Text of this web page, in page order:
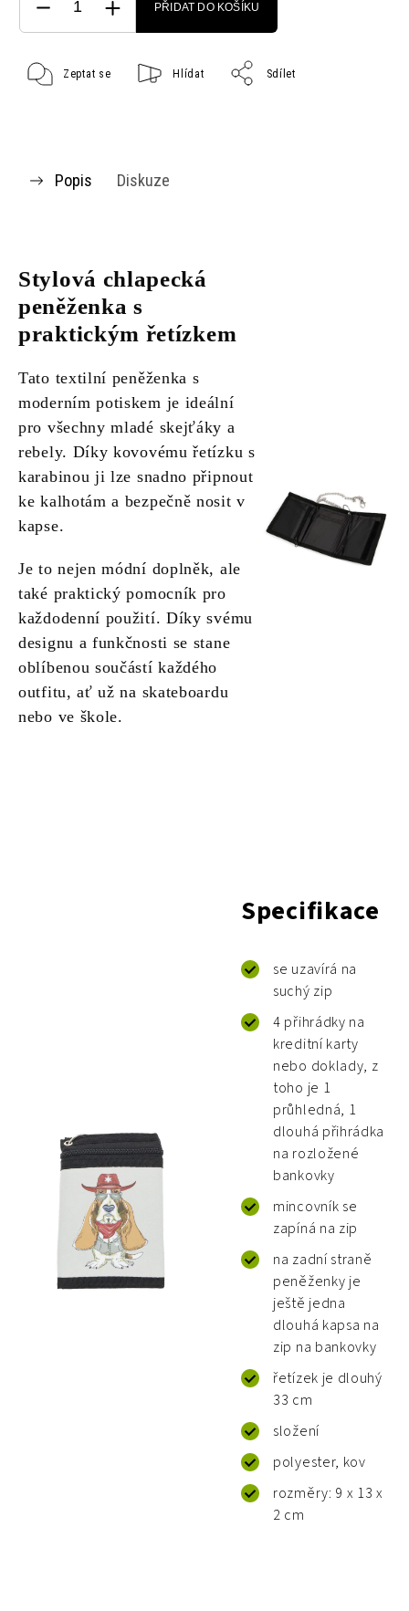
PŘIDAT DO KOŠÍKU
Zeptat se Hlídat Sdílet
Popis Diskuze
Stylová chlapecká
peněženka s
praktickým řetízkem
Tato textilní peněženka s
moderním potiskem je ideální
pro všechny mladé skejťáky a
rebely. Díky kovovému řetízku s
karabinou ji lze snadno připnout
ke kalhotám a bezpečně nosit v
kapse.
Je to nejen módní doplněk, ale
také praktický pomocník pro
každodenní použití. Díky svému
designu a funkčnosti se stane
oblíbenou součástí každého
outfitu, ať už na skateboardu
nebo ve škole.
Specifikace
se uzavírá na
suchý zip
4 přihrádky na
kreditní karty
nebo doklady, z
toho je 1
průhledná, 1
dlouhá přihrádka
na rozložené
bankovky
mincovník se
zapíná na zip
na zadní straně
peněženky je
ještě jedna
dlouhá kapsa na
zip na bankovky
řetízek je dlouhý
33 cm
složení
polyester, kov
rozměry: 9 x 13 x
2 cm